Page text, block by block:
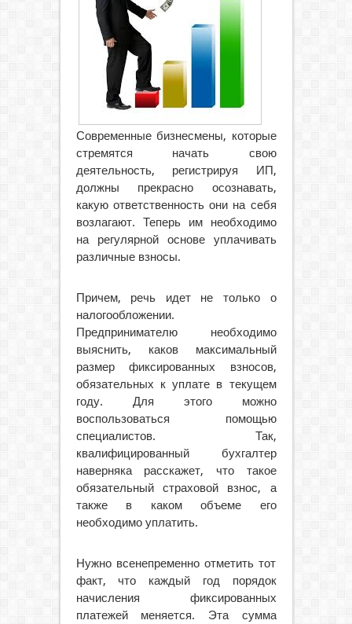
Современные бизнесмены, которые
стремятся начать свою
деятельность, регистрируя ИП,
должны прекрасно осознавать,
какую ответственность они на себя
возлагают. Теперь им необходимо
на регулярной основе уплачивать
различные взносы.
Причем, речь идет не только о
налогообложении.
Предпринимателю необходимо
выяснить, каков максимальный
размер фиксированных взносов,
обязательных к уплате в текущем
году. Для этого можно
воспользоваться помощью
специалистов. Так,
квалифицированный бухгалтер
наверняка расскажет, что такое
обязательный страховой взнос, а
также в каком объеме его
необходимо уплатить.
Нужно всенепременно отметить тот
факт, что каждый год порядок
начисления фиксированных
платежей меняется. Эта сумма